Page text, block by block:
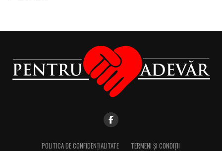
POLITICA DE CONFIDENȚIALITATE TERMENI ȘI CONDIȚII